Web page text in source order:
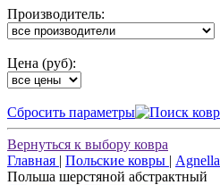
Производитель:
Цена (руб):
Cбросить параметры
Вернуться к выбору ковра
Главная | Польские ковры | Agnella
Польша шерстяной абстрактный